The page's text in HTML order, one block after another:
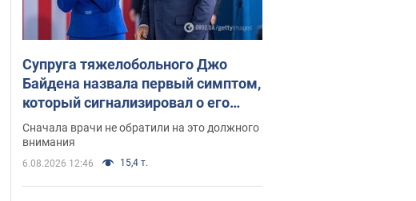
Супруга тяжелобольного Джо
Байдена назвала первый симптом,
который сигнализировал о его
"агрессивном" раке
Сначала врачи не обратили на это должного
внимания
6.08.2026 12:46 15,4 т.